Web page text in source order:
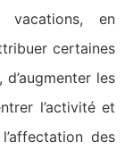
vacations, en
certaines
les
l’activité et
des